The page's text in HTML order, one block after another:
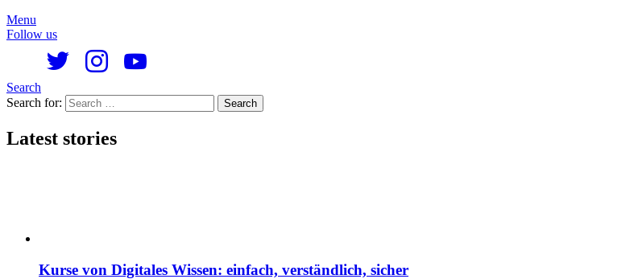
Menu
Follow us
Search
Search for:
Search
Latest stories
Kurse von Digitales Wissen: einfach, verständlich, sicher